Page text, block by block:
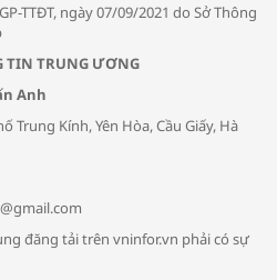
tư vấn cách phòng tránh bệnh
hô hấp trong thời tiết giao mùa
TTĐT, ngày 07/09/2021 do Sở Thông
TIN TRUNG ƯƠNG
Anh
Trung Kính, Yên Hòa, Cầu Giấy, Hà
đăng tải trên vninfor.vn phải có sự